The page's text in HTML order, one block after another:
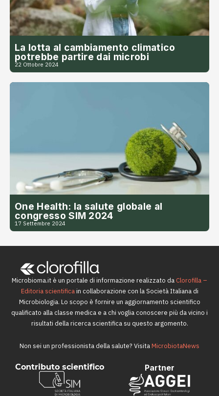
La lotta al cambiamento climatico
potrebbe partire dai microbi
22 Ottobre 2024
One Health: la salute globale al
congresso SIM 2024
17 Settembre 2024
Microbioma.it è un portale di informazione realizzato daClorofilla –
Editoria scientificain collaborazione con la Società Italiana di
Microbiologia. Lo scopo è fornire un aggiornamento scientifico
qualificato alla classe medica e a chi voglia conoscere più da vicino i
risultati della ricerca scientifica su questo argomento.
Non sei un professionista della salute? VisitaMicrobiotaNews
Contributo scientifico Partner